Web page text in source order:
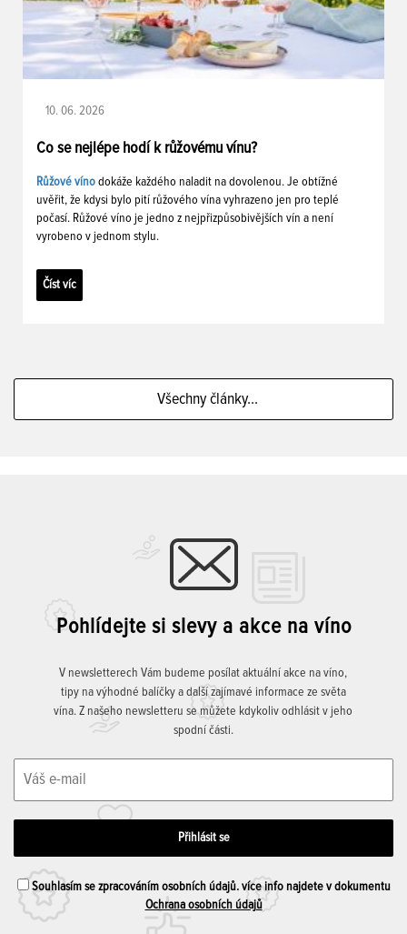
10. 06. 2026
Co se nejlépe hodí k růžovému vínu?
Růžové víno dokáže každého naladit na dovolenou. Je obtížné
uvěřit, že kdysi bylo pití růžového vína vyhrazeno jen pro teplé
počasí. Růžové víno je jedno z nejpřizpůsobivějších vín a není
vyrobeno v jednom stylu.
Číst víc
Všechny články...
Pohlídejte si slevy a akce na víno
V newsletterech Vám budeme posílat aktuální akce na víno,
tipy na výhodné balíčky a další zajímavé informace ze světa
vína. Z našeho newsletteru se můžete kdykoliv odhlásit v jeho
spodní části.
Souhlasím se zpracováním osobních údajů. více info najdete v dokumentu
Ochrana osobních údajů